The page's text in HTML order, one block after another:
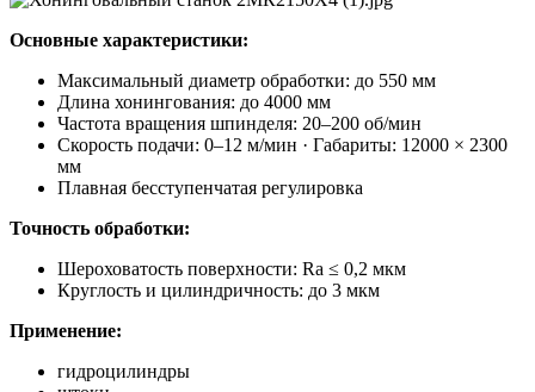
Основные характеристики:
Максимальный диаметр обработки: до 550 мм
Длина хонингования: до 4000 мм
Частота вращения шпинделя: 20–200 об/мин
Скорость подачи: 0–12 м/мин · Габариты: 12000 × 2300
мм
Плавная бесступенчатая регулировка
Точность обработки:
Шероховатость поверхности: Ra ≤ 0,2 мкм
Круглость и цилиндричность: до 3 мкм
Применение:
гидроцилиндры